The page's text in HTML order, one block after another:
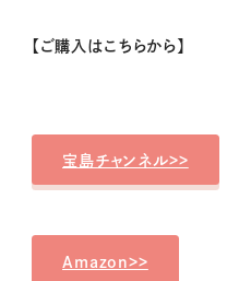
【ご購入はこちらから】
宝島チャンネル>>
Amazon>>